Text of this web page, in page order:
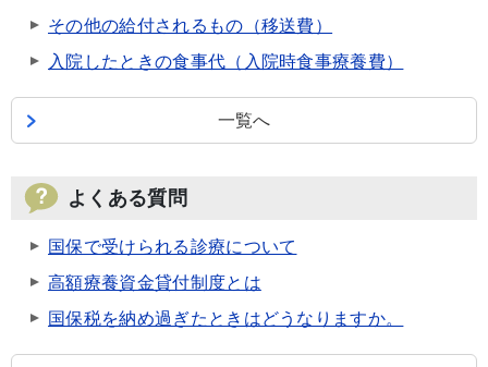
その他の給付されるもの（移送費）
入院したときの食事代（入院時食事療養費）
一覧へ
よくある質問
国保で受けられる診療について
高額療養資金貸付制度とは
国保税を納め過ぎたときはどうなりますか。